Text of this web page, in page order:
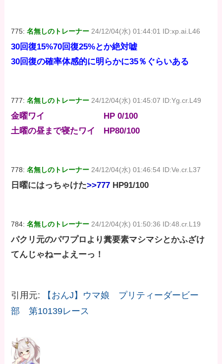
775:名無しのトレーナー 24/12/04(水) 01:44:01 ID:xp.ai.L46
30回復15%70回復25%とか絶対嘘
30回復の確率体感的に明らかに35％ぐらいある
777:名無しのトレーナー 24/12/04(水) 01:45:07 ID:Yg.cr.L49
金曜ワイ HP 0/100
土曜の昼まで寝たワイ HP80/100
778:名無しのトレーナー 24/12/04(水) 01:46:54 ID:Ve.cr.L37
日曜にはっちゃけた>>777 HP91/100
784:名無しのトレーナー 24/12/04(水) 01:50:36 ID:48.cr.L19
パクリ元のパワプロより糞要素マシマシとかふざけ
てんじゃねーよえーっ！
引用元:
【おんJ】ウマ娘 プリティーダービー
部 第10139レース